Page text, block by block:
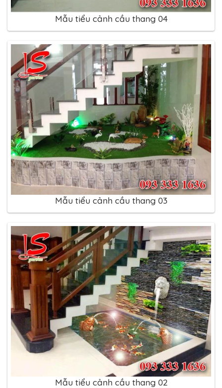
Mẫu tiểu cảnh cầu thang 04
Mẫu tiểu cảnh cầu thang 03
Mẫu tiểu cảnh cầu thang 02